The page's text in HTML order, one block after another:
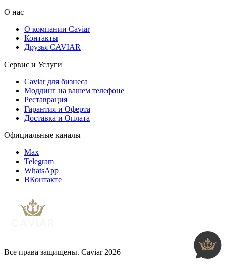
О нас
О компании Caviar
Контакты
Друзья CAVIAR
Сервис и Услуги
Caviar для бизнеса
Моддинг на вашем телефоне
Реставрация
Гарантия и Оферта
Доставка и Оплата
Официальные каналы
Max
Telegram
WhatsApp
ВКонтакте
Все права защищены. Caviar 2026